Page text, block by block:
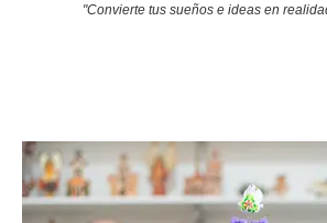
"Convierte tus sueños e ideas en